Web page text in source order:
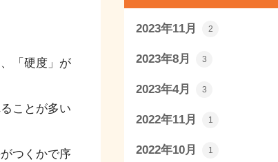
「硬度」が
ことが多い
つくかで序
2023年11月 2
2023年8月 3
2023年4月 3
2022年11月 1
2022年10月 1